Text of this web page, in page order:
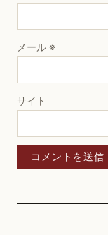
メール ※
サイト